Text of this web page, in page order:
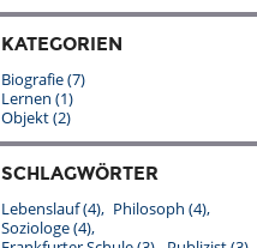
KATEGORIEN
Biografie(7)
Lernen (1)
Objekt(2)
SCHLAGWÖRTER
Lebenslauf(4) Philosoph (4)
Soziologe(4)